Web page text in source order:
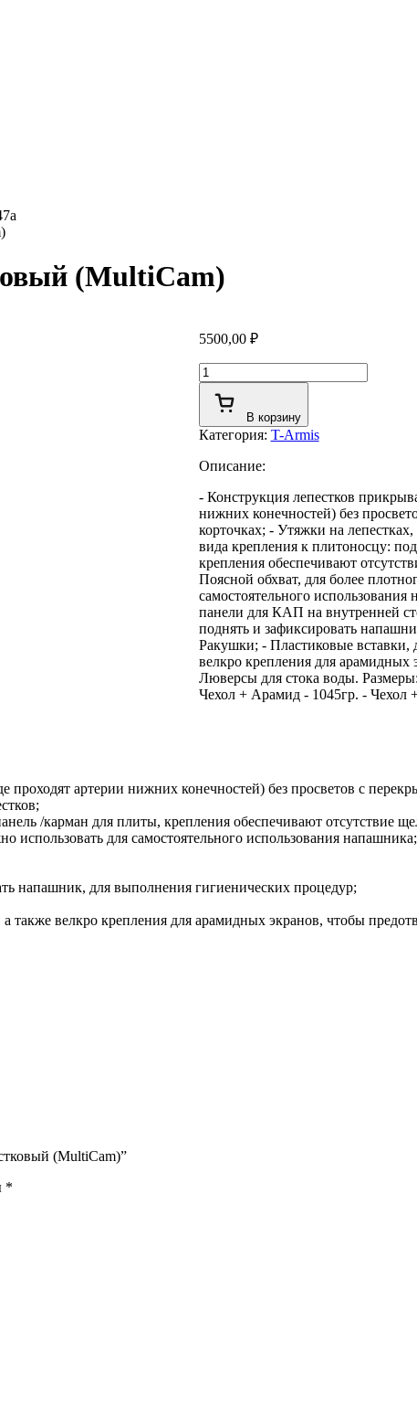
(MultiCam)
5500,00 ₽
Количество
товара
Цербер
напашник
лепестковый
В корзину
Категория: T-Armis
Описание:
- Конструкция лепестков
нижних конечностей) без
корточках; - Утяжки на
вида крепления к плитоносцу:
крепления обеспечивают
Поясной обхват, для более
самостоятельного
панели для КАП на внутренней
поднять и зафиксировать
Ракушки; - Пластиковые вставки,
велкро крепления для арамидных
Люверсы для стока воды.
Чехол + Арамид - 1045гр. -
проходят артерии нижних конечностей) без просветов с
/карман для плиты, крепления обеспечивают отсутствие
использовать для самостоятельного использования напашника;
напашник, для выполнения гигиенических процедур;
велкро крепления для арамидных экранов, чтобы
(MultiCam)”
*